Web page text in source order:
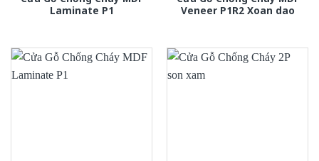
Laminate P1
Veneer P1R2 Xoan dao